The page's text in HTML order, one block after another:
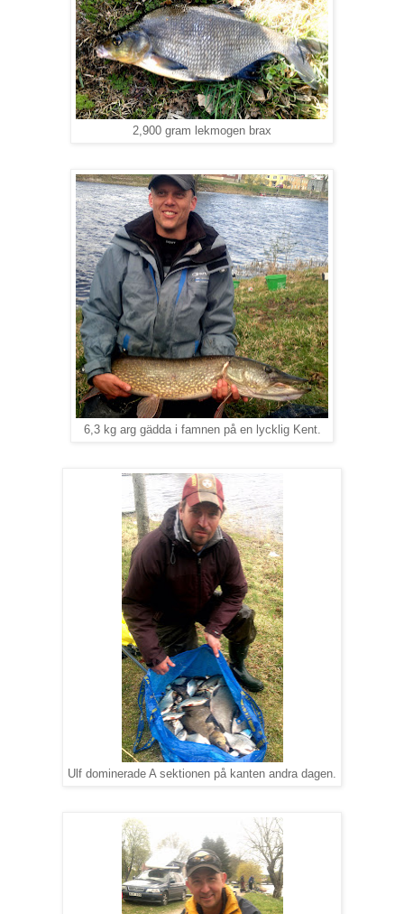
2,900 gram lekmogen brax
6,3 kg arg gädda i famnen på en lycklig Kent.
Ulf dominerade A sektionen på kanten andra dagen.